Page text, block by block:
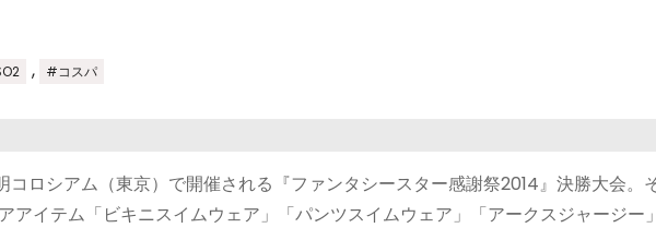
, #コスパ
コロシアム（東京）で開催される『ファンタシースター感謝祭2014』決勝大会。
アイテム「ビキニスイムウェア」「パンツスイムウェア」「アークスジャージー